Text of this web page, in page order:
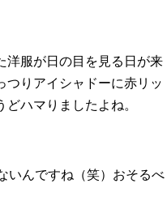
洋服が日の目を見る日が来
つりアイシャドーに赤リッ
ハマりましたよね。
いんですね（笑）おそるべ